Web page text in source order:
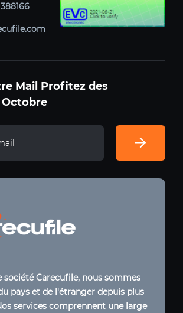
Mail Profitez des
société Carecufile, nous sommes
pays et de l'étranger depuis plus
services comprennent une large